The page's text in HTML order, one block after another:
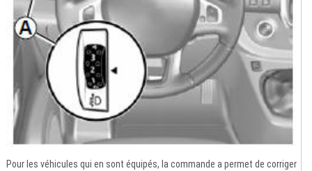
Pour les véhicules qui en sont équipés, la commande a permet de corriger